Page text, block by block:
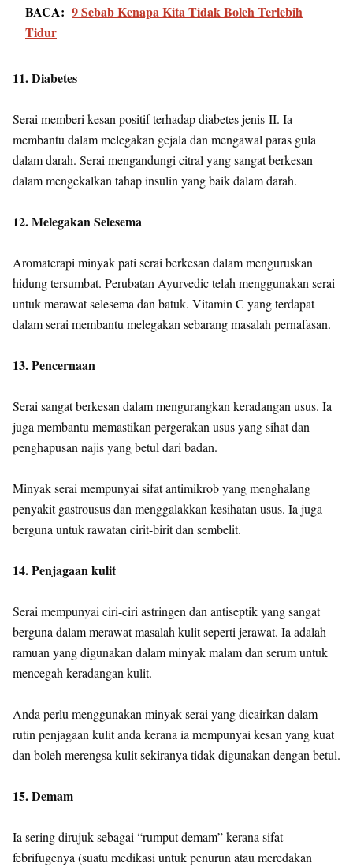
BACA: 9 Sebab Kenapa Kita Tidak Boleh Terlebih
Tidur
11. Diabetes
Serai memberi kesan positif terhadap diabetes jenis-II. Ia
membantu dalam melegakan gejala dan mengawal paras gula
dalam darah. Serai mengandungi citral yang sangat berkesan
dalam mengekalkan tahap insulin yang baik dalam darah.
12. Melegakan Selesema
Aromaterapi minyak pati serai berkesan dalam menguruskan
hidung tersumbat. Perubatan Ayurvedic telah menggunakan serai
untuk merawat selesema dan batuk. Vitamin C yang terdapat
dalam serai membantu melegakan sebarang masalah pernafasan.
13. Pencernaan
Serai sangat berkesan dalam mengurangkan keradangan usus. Ia
juga membantu memastikan pergerakan usus yang sihat dan
penghapusan najis yang betul dari badan.
Minyak serai mempunyai sifat antimikrob yang menghalang
penyakit gastrousus dan menggalakkan kesihatan usus. Ia juga
berguna untuk rawatan cirit-birit dan sembelit.
14. Penjagaan kulit
Serai mempunyai ciri-ciri astringen dan antiseptik yang sangat
berguna dalam merawat masalah kulit seperti jerawat. Ia adalah
ramuan yang digunakan dalam minyak malam dan serum untuk
mencegah keradangan kulit.
Anda perlu menggunakan minyak serai yang dicairkan dalam
rutin penjagaan kulit anda kerana ia mempunyai kesan yang kuat
dan boleh merengsa kulit sekiranya tidak digunakan dengan betul.
15. Demam
Ia sering dirujuk sebagai “rumput demam” kerana sifat
febrifugenya (suatu medikasi untuk penurun atau meredakan